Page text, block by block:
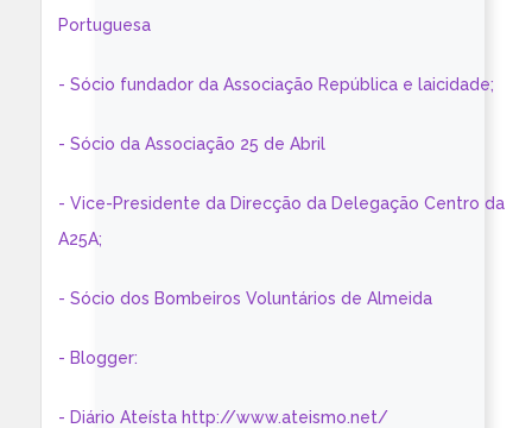
Portuguesa
- Sócio fundador da Associação República e laicidade;
- Sócio da Associação 25 de Abril
- Vice-Presidente da Direcção da Delegação Centro da
A25A;
- Sócio dos Bombeiros Voluntários de Almeida
- Blogger:
- Diário Ateísta http://www.ateismo.net/